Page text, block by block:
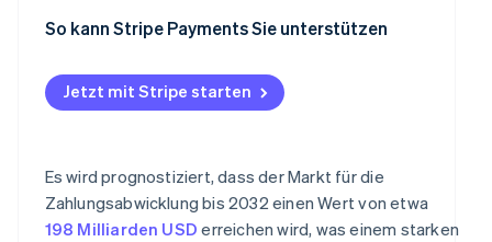
So kann Stripe Payments Sie unterstützen
Jetzt mit Stripe starten
Es wird prognostiziert, dass der Markt für die
Zahlungsabwicklung bis 2032 einen Wert von etwa
198 Milliarden USD erreichen wird, was einem starken